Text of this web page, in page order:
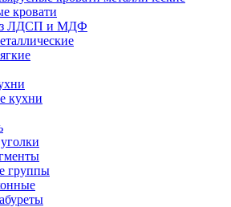
кровати
ЛДСП и МДФ
кухни
группы